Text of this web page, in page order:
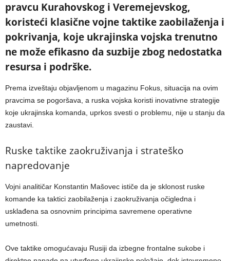
pravcu Kurahovskog i Veremejevskog,
koristeći klasične vojne taktike zaobilaženja i
pokrivanja, koje ukrajinska vojska trenutno
ne može efikasno da suzbije zbog nedostatka
resursa i podrške.
Prema izveštaju objavljenom u magazinu Fokus, situacija na ovim
pravcima se pogoršava, a ruska vojska koristi inovativne strategije
koje ukrajinska komanda, uprkos svesti o problemu, nije u stanju da
zaustavi.
Ruske taktike zaokruživanja i strateško
napredovanje
Vojni analitičar Konstantin Mašovec ističe da je sklonost ruske
komande ka taktici zaobilaženja i zaokruživanja očigledna i
usklađena sa osnovnim principima savremene operativne
umetnosti.
Ove taktike omogućavaju Rusiji da izbegne frontalne sukobe i